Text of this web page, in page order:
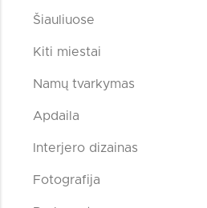
Šiauliuose
Kiti miestai
Namų tvarkymas
Apdaila
Interjero dizainas
Fotografija